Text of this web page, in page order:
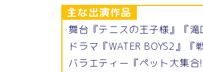
主な出演作品
舞台『テニスの王子様』『滝
ドラマ『WATER BOYS2』
バラエティー『ペット大集